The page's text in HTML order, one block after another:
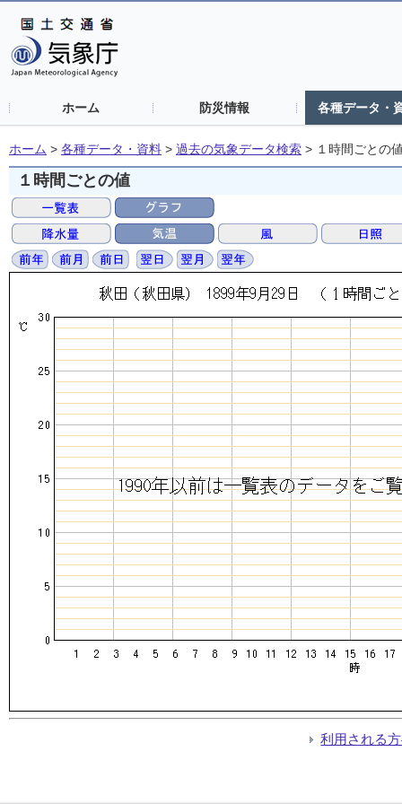
ホーム 防災情報 各種データ・
ホーム > 各種データ・資料 > 過去の気象データ検索 > １時間ごとの
１時間ごとの値
利用される